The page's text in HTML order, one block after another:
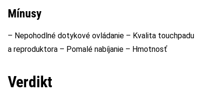
Mínusy
– Nepohodlné dotykové ovládanie – Kvalita touchpadu
a reproduktora – Pomalé nabíjanie – Hmotnosť
Verdikt